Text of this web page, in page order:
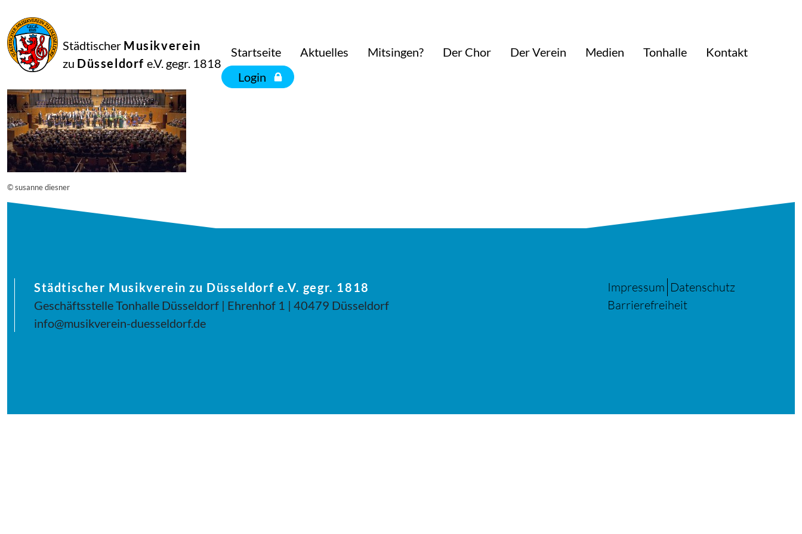
Städtischer Musikverein
zu Düsseldorf e.V. gegr. 1818
Startseite Aktuelles Mitsingen? Der Chor Der Verein Medien Tonhalle
Kontakt
Login
September
2014
Manfred Hill
12702
© susanne diesner
Städtischer Musikverein zu Düsseldorf e.V. gegr. 1818
Geschäftsstelle Tonhalle Düsseldorf | Ehrenhof 1 | 40479 Düsseldorf
info@musikverein-duesseldorf.de
Impressum Datenschutz
Barrierefreiheit